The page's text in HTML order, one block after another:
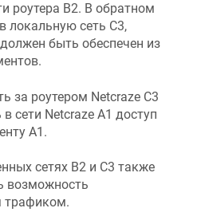
роутера B2. В обратном
локальную сеть C3,
быть обеспечен из
за роутером Netcraze C3
сети Netcraze А1 доступ
A1.
сетях B2 и C3 также
возможность
трафиком.